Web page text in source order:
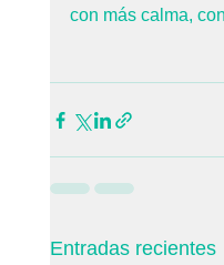
con más calma,
Entradas recientes